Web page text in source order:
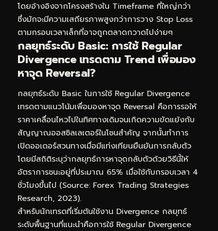
โดยอ้างอิงจากโครงสร้างใน Timeframe ที่ใหญ่กว่า
ซึ่งมักจะมีความเสถียรภาพสูงกว่าการวาง Stop Loss
ตามกรอบเวลาเล็กที่อาจถูกตลาดกวาดไปง่ายๆ
กลยุทธ์ระดับ Basic: การใช้ Regular
Divergence เทรดตาม Trend เพื่อมอง
หาจุด Reversal?
กลยุทธ์ระดับ Basic ในการใช้ Regular Divergence
เทรดตามแนวโน้มเพื่อมองหาจุด Reversal คือการรอให้
ราคาเคลื่อนไหวไปในทิศทางเดิมจนเกิดความขัดแย้งกับ
สัญญาณออสซิลเลเตอร์ในโซนสำคัญ จากนั้นทำการ
เปิดออเดอร์สวนทางเมื่อมีแท่งเทียนยืนยันการกลับตัว
โดยมีสถิติระบุว่ากลยุทธ์การหาจุดกลับตัวด้วยวิธีนี้ให้
อัตราการชนะอยู่ที่ประมาณ 65% เมื่อใช้กับกรอบเวลา 4
ชั่วโมงขึ้นไป (Source: Forex Trading Strategies
Research, 2023).
สำหรับนักเทรดที่เริ่มต้นใช้งาน Divergence กลยุทธ์
ระดับพื้นฐานที่แนะนำคือการใช้ Regular Divergence